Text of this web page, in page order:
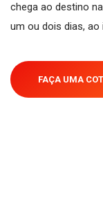
chega ao destino
um ou dois dias, ao
FAÇA UMA